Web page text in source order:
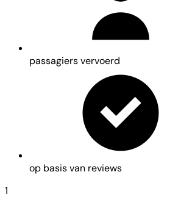
passagiers vervoerd
op basis van reviews
1